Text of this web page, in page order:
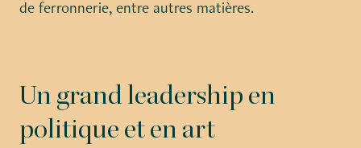
de ferronnerie, entre autres matières.
Un grand leadership en
politique et en art